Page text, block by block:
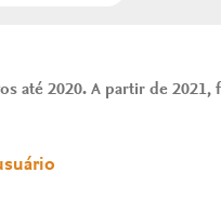
até 2020. A partir de